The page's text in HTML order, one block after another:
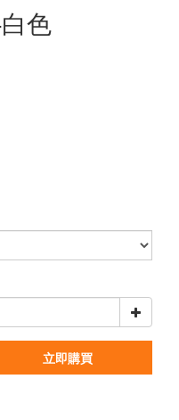
色
立即購買